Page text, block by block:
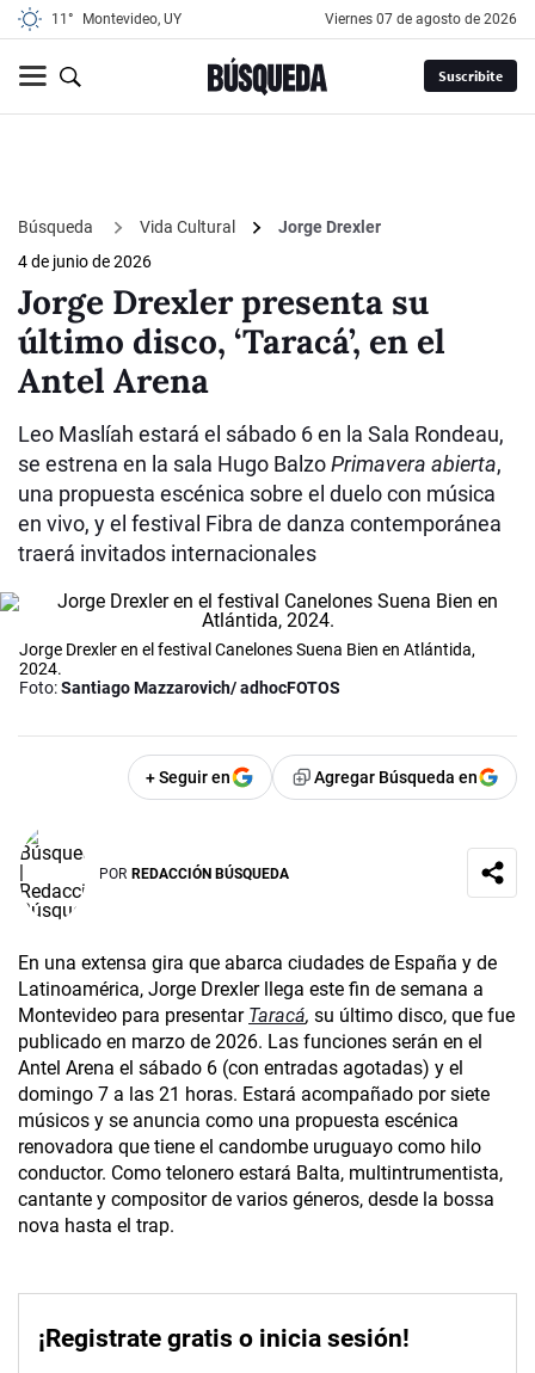
11° Montevideo, UY viernes 07 de agosto de 2026
Suscribite
Búsqueda Vida Cultural
Jorge Drexler
4 de junio de 2026
Jorge Drexler presenta su
último disco, ‘Taracá’, en el
Antel Arena
Leo Maslíah estará el sábado 6 en la Sala Rondeau,
se estrena en la sala Hugo BalzoPrimavera abierta,
una propuesta escénica sobre el duelo con música
en vivo, y el festival Fibra de danza contemporánea
traerá invitados internacionales
Jorge Drexler en el festival Canelones Suena Bien en Atlántida,
2024.
Foto:Santiago Mazzarovich/ adhocFOTOS
+ Seguir en Agregar Búsqueda en
POR REDACCIÓN BÚSQUEDA
En una extensa gira que abarca ciudades de España y de
Latinoamérica, Jorge Drexler llega este fin de semana a
Montevideo para presentar Taracá, su último disco, que fue
publicado en marzo de 2026. Las funciones serán en el
Antel Arena el sábado 6 (con entradas agotadas) y el
domingo 7 a las 21 horas. Estará acompañado por siete
músicos y se anuncia como una propuesta escénica
renovadora que tiene el candombe uruguayo como hilo
conductor. Como telonero estará Balta, multintrumentista,
cantante y compositor de varios géneros, desde la bossa
nova hasta el trap.
¡Registrate gratis o inicia sesión!